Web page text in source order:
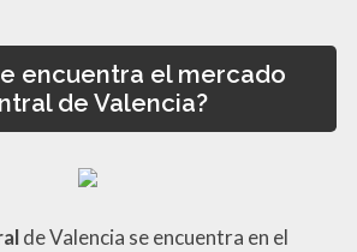
encuentra el mercado
de Valencia?
de Valencia se encuentra en el